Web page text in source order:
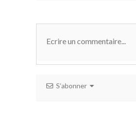
S’abonner